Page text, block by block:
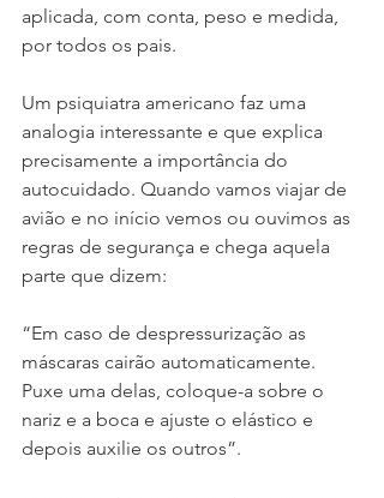
aplicada, com conta, peso e medida,
por todos os pais.
Um psiquiatra americano faz uma
analogia interessante e que explica
precisamente a importância do
autocuidado. Quando vamos viajar de
avião e no início vemos ou ouvimos as
regras de segurança e chega aquela
parte que dizem:
“Em caso de despressurização as
máscaras cairão automaticamente.
Puxe uma delas, coloque-a sobre o
nariz e a boca e ajuste o elástico e
depois auxilie os outros”.